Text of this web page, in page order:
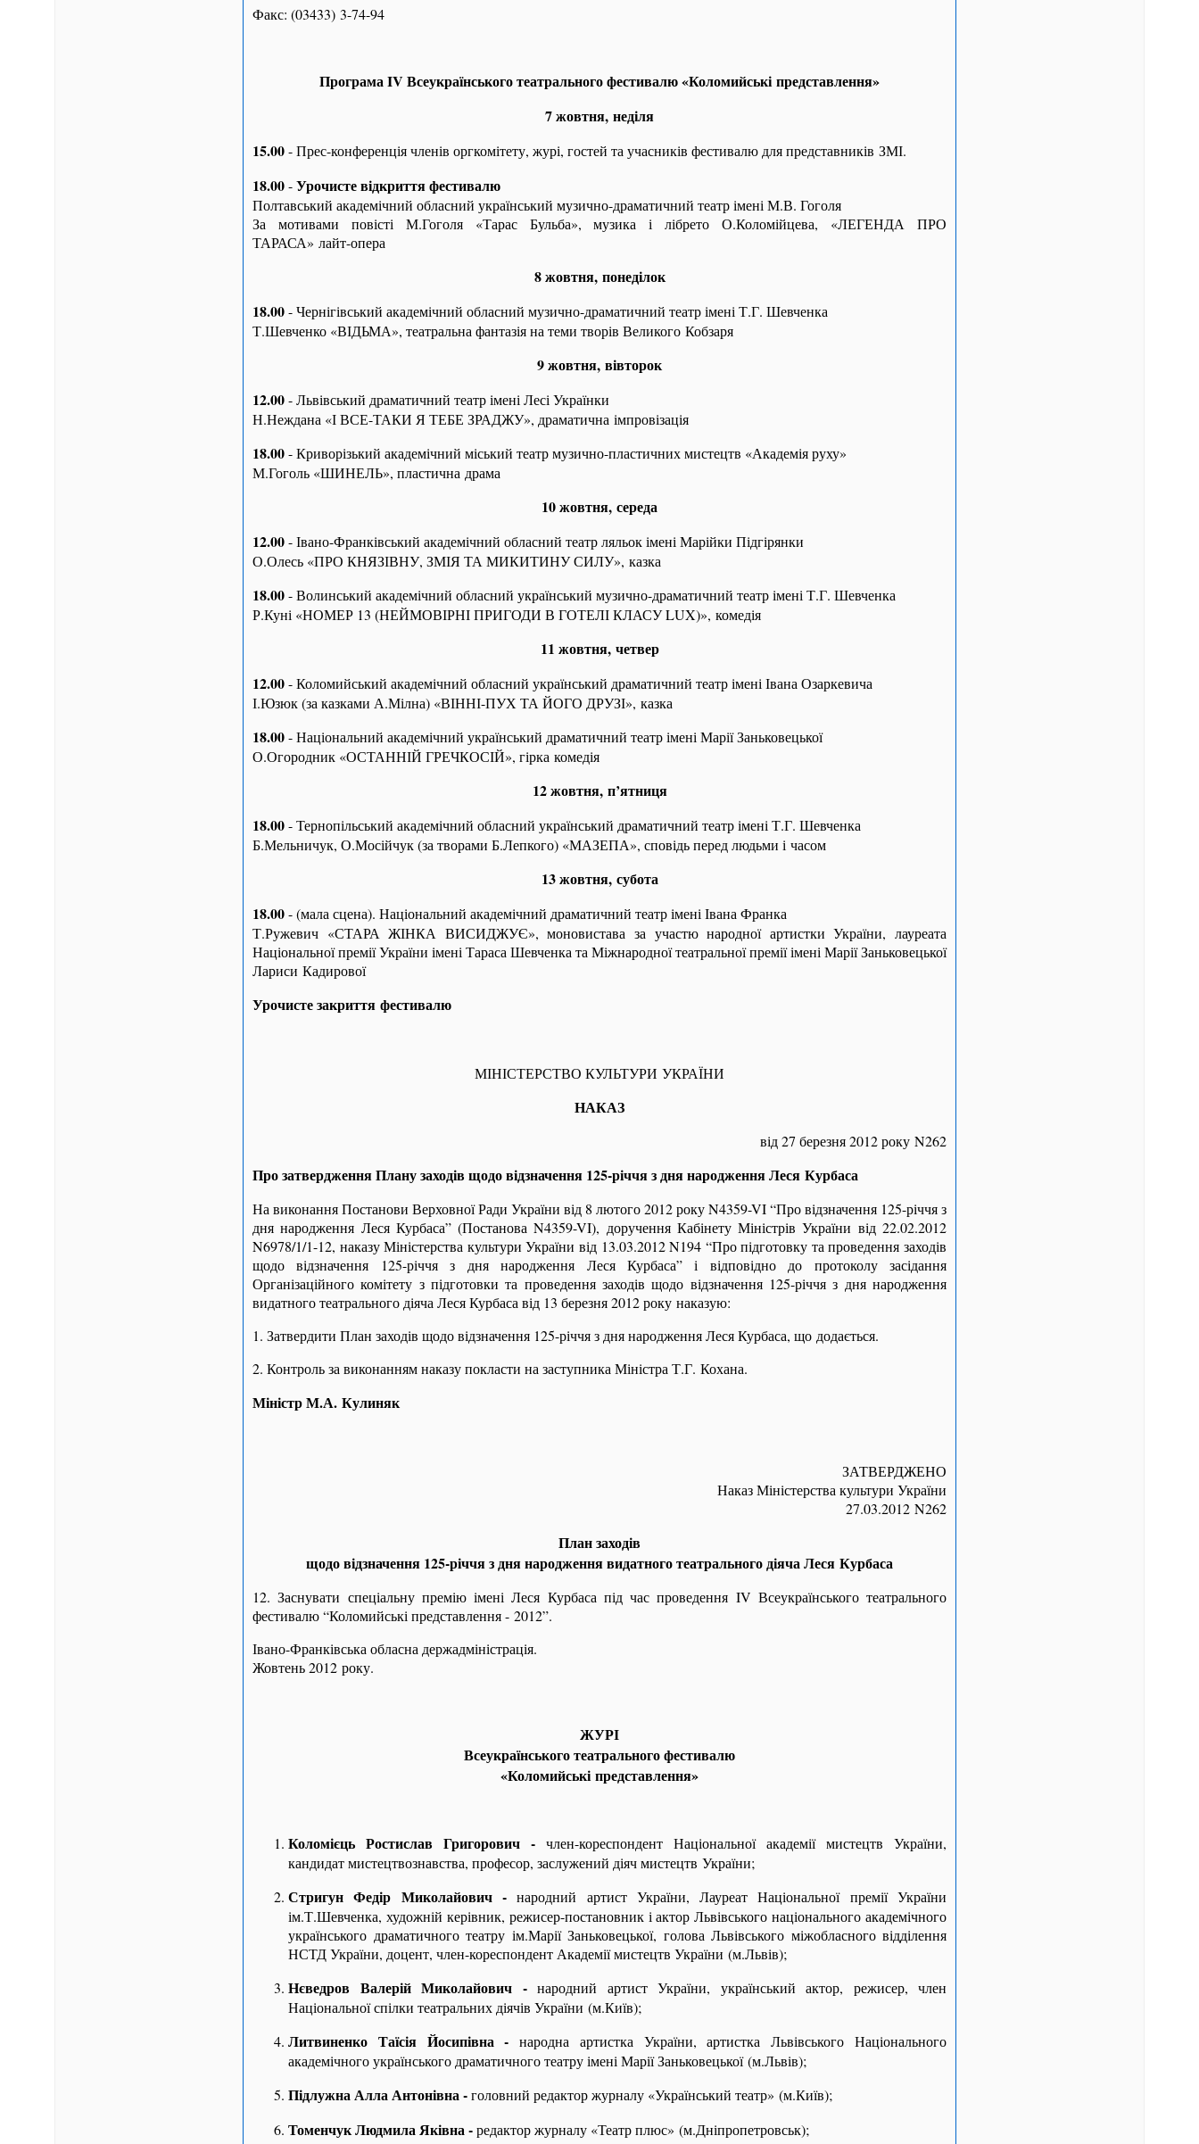
Факс: (03433) 3-74-94
ПрограмаIVВсеукраїнського театрального фестивалю «Коломийські представлення»
7 жовтня, неділя
15.00- Прес-конференція членів оргкомітету, журі, гостей та учасників фестивалю для представників ЗМІ.
18.00-Урочисте відкриття фестивалю
Полтавський академічний обласний український музично-драматичний театр імені М.В. Гоголя
За мотивами повісті М.Гоголя «Тарас Бульба», музика і лібрето О.Коломійцева, «ЛЕГЕНДА ПРО
ТАРАСА» лайт-опера
8 жовтня, понеділок
18.00- Чернігівський академічний обласний музично-драматичний театр імені Т.Г. Шевченка
Т.Шевченко «ВІДЬМА», театральна фантазія на теми творів Великого Кобзаря
9 жовтня, вівторок
12.00- Львівський драматичний театр імені Лесі Українки
Н.Неждана «І ВСЕ-ТАКИ Я ТЕБЕ ЗРАДЖУ», драматична імпровізація
18.00- Криворізький академічний міський театр музично-пластичних мистецтв «Академія руху»
М.Гоголь «ШИНЕЛЬ», пластична драма
10 жовтня, середа
12.00- Івано-Франківський академічний обласний театр ляльок імені Марійки Підгірянки
О.Олесь «ПРО КНЯЗІВНУ, ЗМІЯ ТА МИКИТИНУ СИЛУ», казка
18.00- Волинський академічний обласний український музично-драматичний театр імені Т.Г. Шевченка
Р.Куні «НОМЕР 13 (НЕЙМОВІРНІ ПРИГОДИ В ГОТЕЛІ КЛАСУLUX)», комедія
11 жовтня, четвер
12.00- Коломийський академічний обласний український драматичний театр імені Івана Озаркевича
І.Юзюк (за казками А.Мілна) «ВІННІ-ПУХ ТА ЙОГО ДРУЗІ», казка
18.00- Національний академічний український драматичний театр імені Марії Заньковецької
О.Огородник «ОСТАННІЙ ГРЕЧКОСІЙ», гірка комедія
12 жовтня, п’ятниця
18.00- Тернопільський академічний обласний український драматичний театр імені Т.Г. Шевченка
Б.Мельничук, О.Мосійчук (за творами Б.Лепкого) «МАЗЕПА», сповідь перед людьми і часом
13 жовтня, субота
18.00- (мала сцена). Національний академічний драматичний театр імені Івана Франка
Т.Ружевич «СТАРА ЖІНКА ВИСИДЖУЄ», моновистава за участю народної артистки України, лауреата
Національної премії України імені Тараса Шевченка та Міжнародної театральної премії імені Марії Заньковецької
Лариси Кадирової
Урочисте закриття фестивалю
МІНІСТЕРСТВО КУЛЬТУРИ УКРАЇНИ
НАКАЗ
від 27 березня 2012 року N262
Про затвердження Плану заходів щодо відзначення 125-річчя з дня народження Леся Курбаса
На виконання Постанови Верховної Ради України від 8 лютого 2012 року N4359-VI“Про відзначення 125-річчя з
дня народження Леся Курбаса” (Постанова N4359-VI), доручення Кабінету Міністрів України від 22.02.2012
N6978/1/1-12, наказу Міністерства культури України від 13.03.2012 N194 “Про підготовку та проведення заходів
щодо відзначення 125-річчя з дня народження Леся Курбаса” і відповідно до протоколу засідання
Організаційного комітету з підготовки та проведення заходів щодо відзначення 125-річчя з дня народження
видатного театрального діяча Леся Курбаса від 13 березня 2012 року наказую:
1. Затвердити План заходів щодо відзначення 125-річчя з дня народження Леся Курбаса, що додається.
2. Контроль за виконанням наказу покласти на заступника Міністра Т.Г. Кохана.
Міністр М.А. Кулиняк
ЗАТВЕРДЖЕНО
Наказ Міністерства культури України
27.03.2012 N262
План заходів
щодо відзначення 125-річчя з дня народження видатного театрального діяча Леся Курбаса
12. Заснувати спеціальну премію імені Леся Курбаса під час проведення IV Всеукраїнського театрального
фестивалю “Коломийські представлення - 2012”.
Івано-Франківська обласна держадміністрація.
Жовтень 2012 року.
ЖУРІ
Всеукраїнського театрального фестивалю
«Коломийські представлення»
Коломієць Ростислав Григорович - член-кореспондент Національної академії мистецтв України,
кандидат мистецтвознавства, професор, заслужений діяч мистецтв України;
Стригун Федір Миколайович -народний артист України, Лауреат Національної премії України
ім.Т.Шевченка, художній керівник, режисер-постановник і актор Львівського національного академічного
українського драматичного театру ім.Марії Заньковецької, голова Львівського міжобласного відділення
НСТД України, доцент, член-кореспондент Академії мистецтв України (м.Львів);
Нєведров Валерій Миколайович -народний артист України, український актор, режисер, член
Національної спілки театральних діячів України (м.Київ);
Литвиненко Таїсія Йосипівна -народна артистка України, артистка Львівського Національного
академічного українського драматичного театру імені Марії Заньковецької (м.Львів);
Підлужна Алла Антонівна -головний редактор журналу «Український театр» (м.Київ);
Томенчук Людмила Яківна -редактор журналу «Театр плюс» (м.Дніпропетровськ);